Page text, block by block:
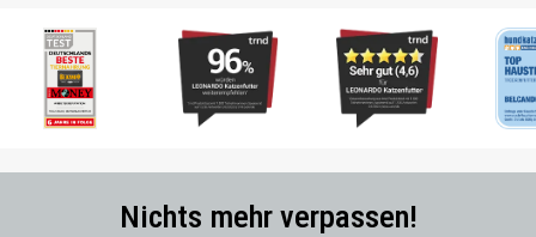
Nichts mehr verpassen!